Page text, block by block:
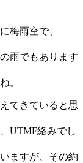
梅雨空で、
雨でもあります
。
てきていると思
UTMF絡みでし
ますが、その約